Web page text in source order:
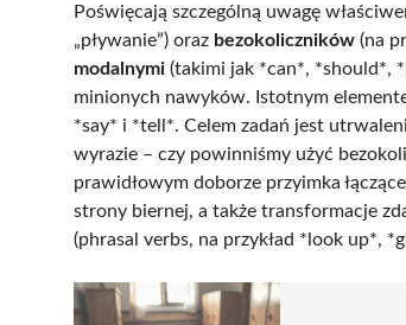
Poświęcają szczególną uwagę
„pływanie”) oraz bezokoliczników (na
modalnymi (takimi jak *can*, *should*,
minionych nawyków. Istotnym
*say* i *tell*. Celem zadań jest
wyrazie – czy powinniśmy użyć
prawidłowym doborze przyimka
strony biernej, a także transformacje
(phrasal verbs, na przykład *look up*,